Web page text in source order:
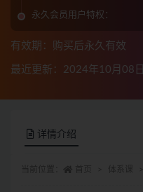
永久会员用户特权：
有效期：购买后永久有效
最近更新：2024年10月08日
详情介绍